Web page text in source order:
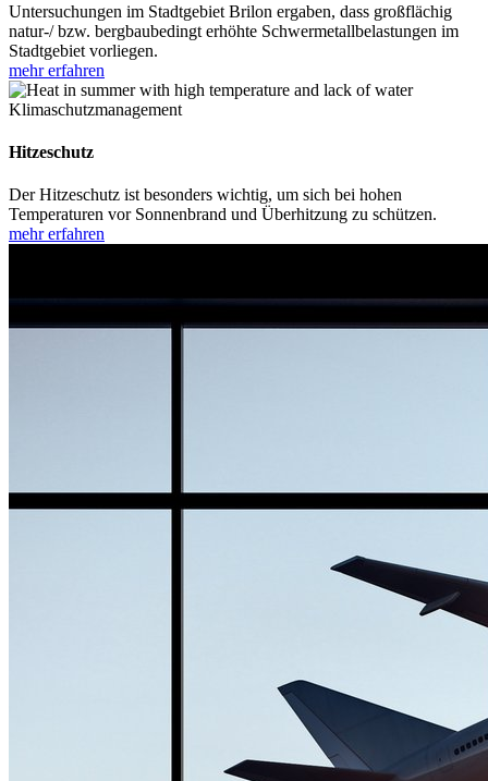
Untersuchungen im Stadtgebiet Brilon ergaben, dass großflächig
natur-/ bzw. bergbaubedingt erhöhte Schwermetallbelastungen im
Stadtgebiet vorliegen.
mehr erfahren
Klimaschutzmanagement
Hitzeschutz
Der Hitzeschutz ist besonders wichtig, um sich bei hohen
Temperaturen vor Sonnenbrand und Überhitzung zu schützen.
mehr erfahren